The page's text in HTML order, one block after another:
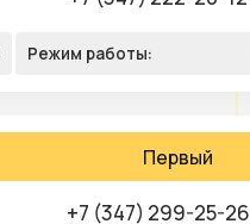
Режим работы:
Первый
+7 (347) 299-25-26